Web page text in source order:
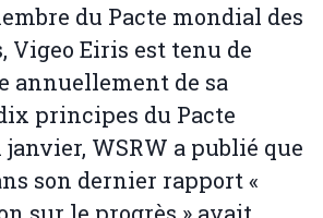
du Pacte mondial des
Vigeo Eiris est tenu de
annuellement de sa
principes du Pacte
janvier, WSRW a publié que
son dernier rapport «